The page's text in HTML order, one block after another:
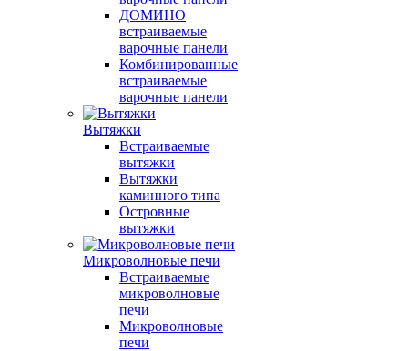
ДОМИНО
встраиваемые
варочные панели
Комбинированные
встраиваемые
варочные панели
Вытяжки
Встраиваемые
вытяжки
Вытяжки
каминного типа
Островные
вытяжки
Микроволновые печи
Встраиваемые
микроволновые
печи
Микроволновые
печи